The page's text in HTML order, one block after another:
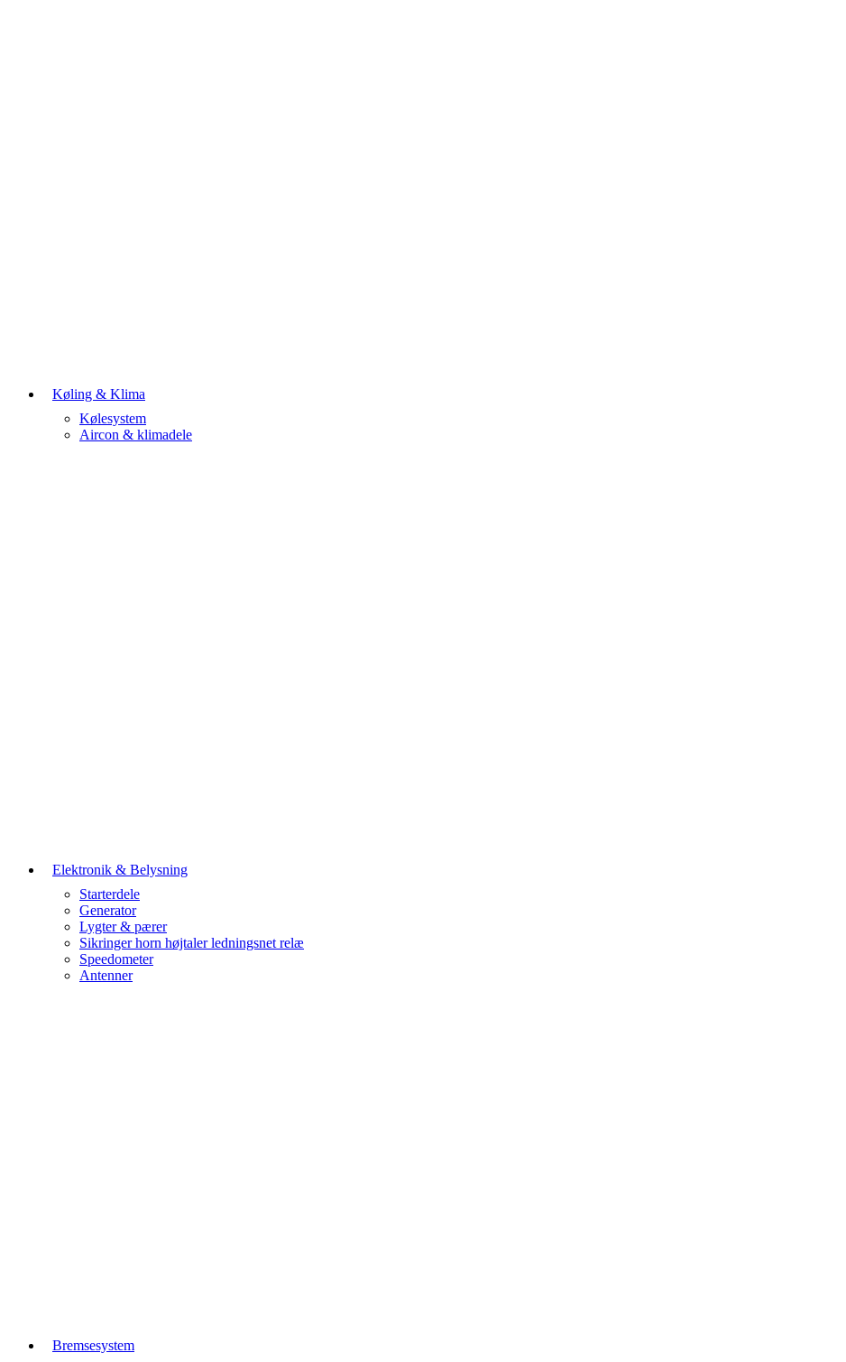
Køling & Klima
Kølesystem
Aircon & klimadele
Elektronik & Belysning
Starterdele
Generator
Lygter & pærer
Sikringer horn højtaler ledningsnet relæ
Speedometer
Antenner
Bremsesystem